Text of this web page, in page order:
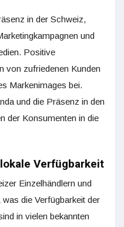
in der Schweiz,
und
Positive
von zufriedenen Kunden
Markenimages bei.
und die Präsenz in den
der Konsumenten in die
Verfügbarkeit
Einzelhändlern und
die Verfügbarkeit der
in vielen bekannten